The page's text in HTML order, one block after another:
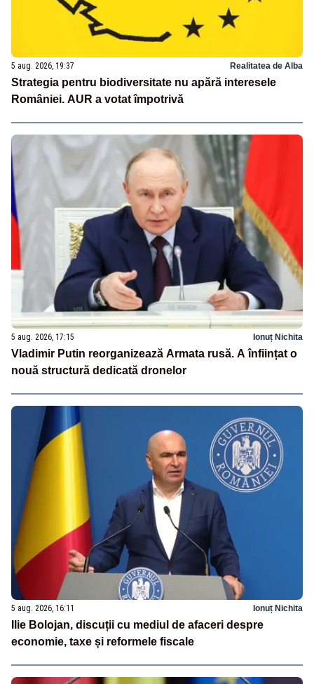
5 aug. 2026, 19:37 Realitatea de Alba
Strategia pentru biodiversitate nu apără interesele
României. AUR a votat împotrivă
5 aug. 2026, 17:15 Ionuț Nichita
Vladimir Putin reorganizează Armata rusă. A înființat o
nouă structură dedicată dronelor
5 aug. 2026, 16:11 Ionuț Nichita
Ilie Bolojan, discuții cu mediul de afaceri despre
economie, taxe și reformele fiscale